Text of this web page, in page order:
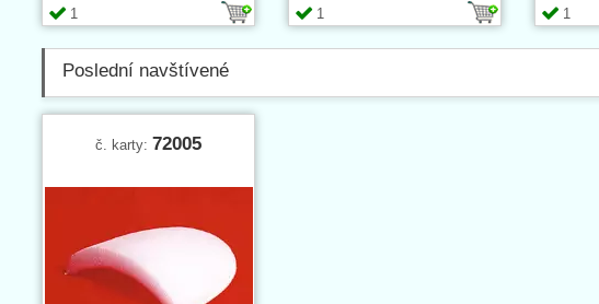
1 1 1
Poslední navštívené
č. karty: 72005